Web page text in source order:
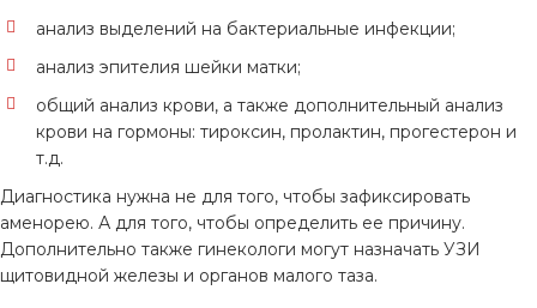
анализ выделений на бактериальные инфекции;
анализ эпителия шейки матки;
общий анализ крови, а также дополнительный анализ
крови на гормоны: тироксин, пролактин, прогестерон и
т.д.
Диагностика нужна не для того, чтобы зафиксировать
аменорею. А для того, чтобы определить ее причину.
Дополнительно также гинекологи могут назначать УЗИ
щитовидной железы и органов малого таза.